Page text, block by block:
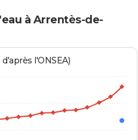
à Arrentès-de-
l'ONSEA)